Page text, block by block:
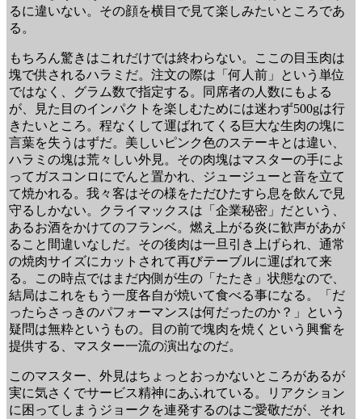
るに違いない。その顔を横目で見て楽しみたいところであ
る。
もちろん驚きはこれだけでは終わらない。ここの目玉肉は
塊で供されるハラミだ。注文の際は「何人前」という単位
ではなく、グラム数で指定する。同席者の人数にもよる
が、見た目のインパクトを楽しむためには迷わず500gは行
きたいところ。程なくして運ばれてくる巨大な生肉の塊に
言葉を失うはずだ。美しいピンク色のステーキとは違い、
ハラミの塊は荒々しい外見。その肉塊はマスターの手によ
ってガスコンロにでんと置かれ、ジュージューと音を立て
て焼かれる。我々客はその様をただひたすら息を飲んで見
守るしかない。クライマックスは「企業秘密」だという、
あるお酒をかけてのフランベ。燃え上がる炎に歓声があが
ること間違いなしだ。その後肉は一旦引き上げられ、通常
の焼肉サイズにカットされて再びテーブルに運ばれて来
る。この時点ではまだ内側が生の「たたき」状態なので、
結局はこれをもう一度各自が焼いて食べる事になる。「だ
ったらさっきのパフォーマンスは何だったのか？」という
疑問は無粋というもの。目の前で塊肉を焼くという興奮を
提供する、マスター一流の演出なのだ。
このマスター、外見はちょっとおっかないところがあるが
実に気さくでサービス精神にあふれている。リアクション
に困ってしまうジョークを連発するのはご愛敬だが、それ